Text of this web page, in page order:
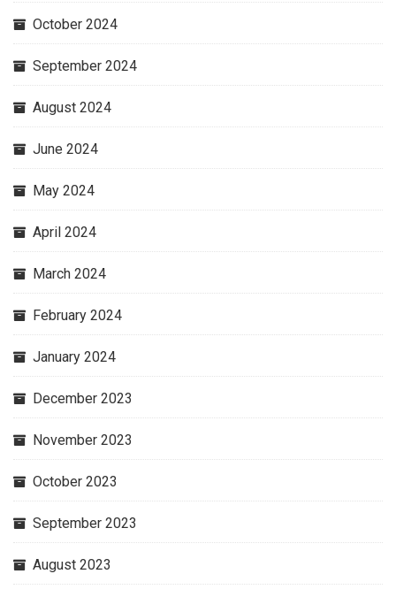
October 2024
September 2024
August 2024
June 2024
May 2024
April 2024
March 2024
February 2024
January 2024
December 2023
November 2023
October 2023
September 2023
August 2023